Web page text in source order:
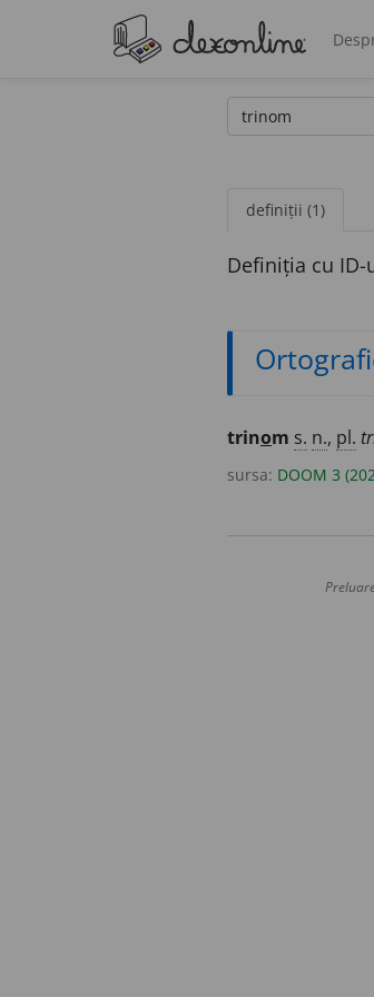
definiții (1)
Definiția cu ID-
trinom s. n., pl.
sursa: DOOM 3